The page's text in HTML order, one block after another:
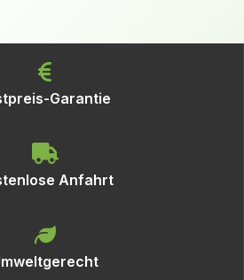
Garantie
Anfahrt